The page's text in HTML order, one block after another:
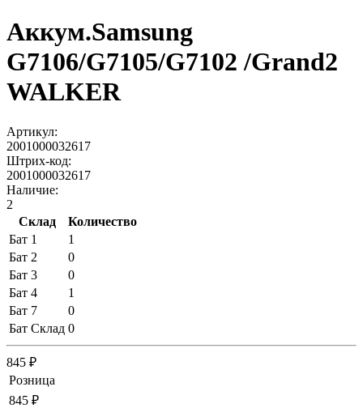
Аккум.Samsung
G7106/G7105/G7102 /Grand2
WALKER
Артикул:
2001000032617
Штрих-код:
2001000032617
Наличие:
2
Склад
Количество
Бат 1
1
Бат 2
0
Бат 3
0
Бат 4
1
Бат 7
0
Бат Склад 0
845 ₽
Розница
845 ₽